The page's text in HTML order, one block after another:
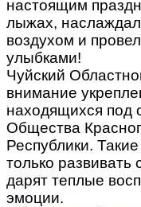
настоящим
лыжах,
воздухом и
улыбками!
Чуйский
внимание
находящихся под
Общества
Республики.
только
дарят теплые
эмоции.